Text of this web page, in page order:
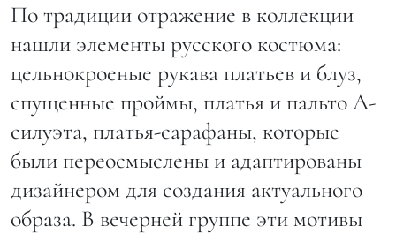
По традиции отражение в коллекции
нашли элементы русского костюма:
цельнокроеные рукава платьев и блуз,
спущенные проймы, платья и пальто А-
силуэта, платья-сарафаны, которые
были переосмыслены и адаптированы
дизайнером для создания актуального
образа. В вечерней группе эти мотивы